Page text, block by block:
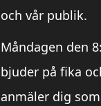
och vår publik.
Måndagen den
bjuder på fika
anmäler dig